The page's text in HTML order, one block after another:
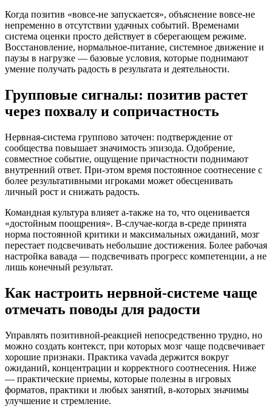
Когда позитив «вовсе-не запускается», объяснение вовсе-не
непременно в отсутствии удачных событий. Временами
система оценки просто действует в сберегающем режиме.
Восстановление, нормальное-питание, системное движение и
паузы в нагрузке — базовые условия, которые поднимают
умение получать радость в результата и деятельности.
Групповые сигналы: позитив растет
через похвалу и сопричастность
Нервная-система группово заточен: подтверждение от
сообщества повышает значимость эпизода. Одобрение,
совместное событие, ощущение причастности поднимают
внутренний ответ. При-этом время постоянное соотнесение с
более результативными игроками может обесценивать
личный рост и снижать радость.
Командная культура влияет а-также на то, что оценивается
«достойным поощрения». В-случае-когда в-среде принята
норма постоянной критики и максимальных ожиданий, мозг
перестает подсвечивать небольшие достижения. Более рабочая
настройка вавада — подсвечивать прогресс компетенции, а не
лишь конечный результат.
Как настроить нервной-системе чаще
отмечать поводы для радости
Управлять позитивной-реакцией непосредственно трудно, но
можно создать контекст, при которых мозг чаще подсвечивает
хорошие признаки. Практика vavada держится вокруг
ожиданий, концентрации и корректного соотнесения. Ниже
— практические приемы, которые полезны в игровых
форматов, практики и любых занятий, в-которых значимы
улучшение и стремление.